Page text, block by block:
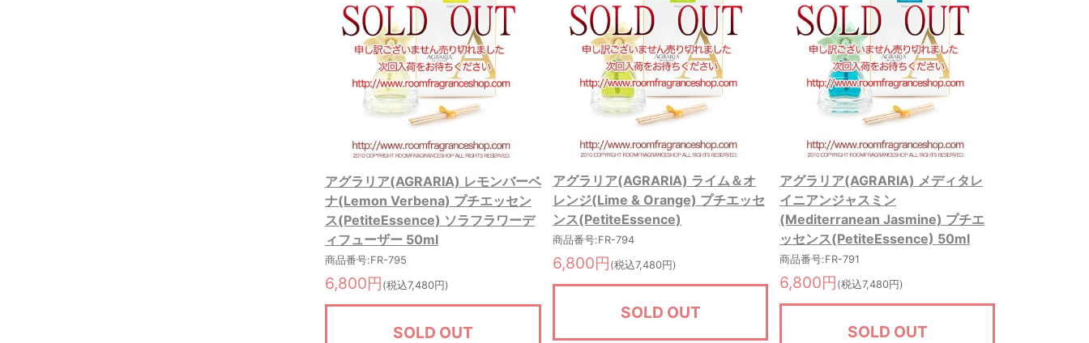
アグラリア(AGRARIA) レモンバーベ
ナ(Lemon Verbena) プチエッセン
ス(PetiteEssence) ソラフラワーデ
ィフューザー 50ml
商品番号:FR-795
6,800円 (税込7,480円)
SOLD OUT
アグラリア(AGRARIA) ライム＆オ
レンジ(Lime & Orange) プチエッセ
ンス(PetiteEssence)
商品番号:FR-794
6,800円 (税込7,480円)
SOLD OUT
アグラリア(AGRARIA) メディタレ
イニアンジャスミン
(Mediterranean Jasmine) プチエ
ッセンス(PetiteEssence) 50ml
商品番号:FR-791
6,800円 (税込7,480円)
SOLD OUT